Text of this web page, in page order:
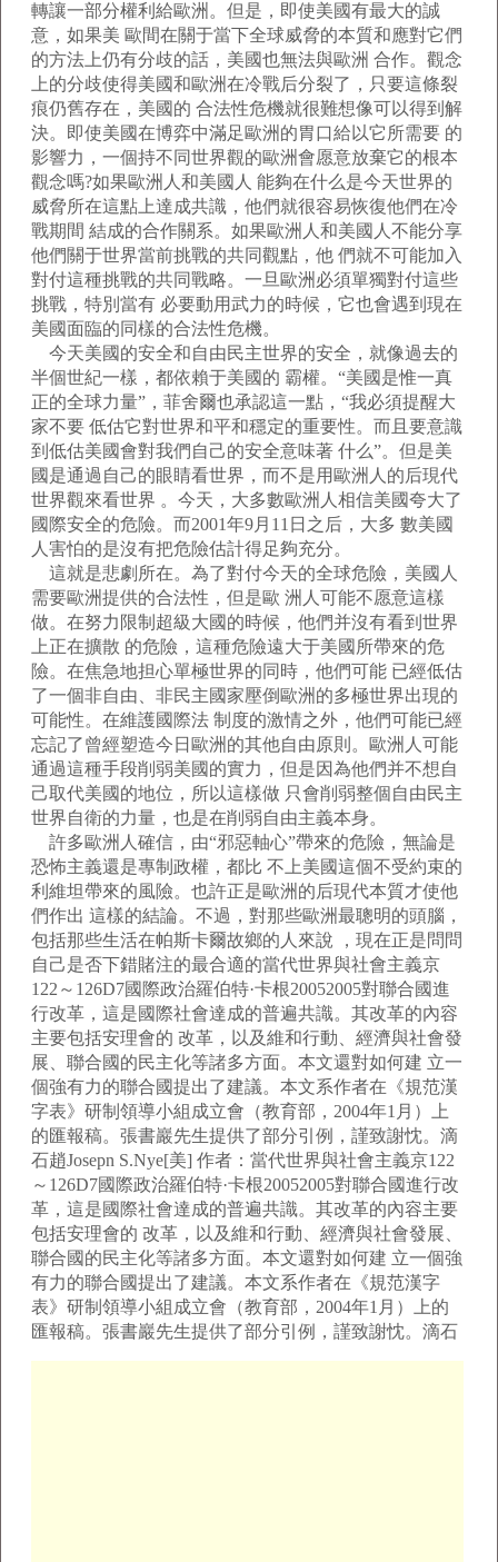
轉讓一部分權利給歐洲。但是，即使美國有最大的誠
意，如果美 歐間在關于當下全球威脅的本質和應對它們
的方法上仍有分歧的話，美國也無法與歐洲 合作。觀念
上的分歧使得美國和歐洲在冷戰后分裂了，只要這條裂
痕仍舊存在，美國的 合法性危機就很難想像可以得到解
決。即使美國在博弈中滿足歐洲的胃口給以它所需要 的
影響力，一個持不同世界觀的歐洲會愿意放棄它的根本
觀念嗎?如果歐洲人和美國人 能夠在什么是今天世界的
威脅所在這點上達成共識，他們就很容易恢復他們在冷
戰期間 結成的合作關系。如果歐洲人和美國人不能分享
他們關于世界當前挑戰的共同觀點，他 們就不可能加入
對付這種挑戰的共同戰略。一旦歐洲必須單獨對付這些
挑戰，特別當有 必要動用武力的時候，它也會遇到現在
美國面臨的同樣的合法性危機。
今天美國的安全和自由民主世界的安全，就像過去的
半個世紀一樣，都依賴于美國的 霸權。“美國是惟一真
正的全球力量”，菲舍爾也承認這一點，“我必須提醒大
家不要 低估它對世界和平和穩定的重要性。而且要意識
到低估美國會對我們自己的安全意味著 什么”。但是美
國是通過自己的眼睛看世界，而不是用歐洲人的后現代
世界觀來看世界 。今天，大多數歐洲人相信美國夸大了
國際安全的危險。而2001年9月11日之后，大多 數美國
人害怕的是沒有把危險估計得足夠充分。
這就是悲劇所在。為了對付今天的全球危險，美國人
需要歐洲提供的合法性，但是歐 洲人可能不愿意這樣
做。在努力限制超級大國的時候，他們并沒有看到世界
上正在擴散 的危險，這種危險遠大于美國所帶來的危
險。在焦急地担心單極世界的同時，他們可能 已經低估
了一個非自由、非民主國家壓倒歐洲的多極世界出現的
可能性。在維護國際法 制度的激情之外，他們可能已經
忘記了曾經塑造今日歐洲的其他自由原則。歐洲人可能
通過這種手段削弱美國的實力，但是因為他們并不想自
己取代美國的地位，所以這樣做 只會削弱整個自由民主
世界自衛的力量，也是在削弱自由主義本身。
許多歐洲人確信，由“邪惡軸心”帶來的危險，無論是
恐怖主義還是專制政權，都比 不上美國這個不受約束的
利維坦帶來的風險。也許正是歐洲的后現代本質才使他
們作出 這樣的結論。不過，對那些歐洲最聰明的頭腦，
包括那些生活在帕斯卡爾故鄉的人來說 ，現在正是問問
自己是否下錯賭注的最合適的當代世界與社會主義京
122～126D7國際政治羅伯特·卡根20052005對聯合國進
行改革，這是國際社會達成的普遍共識。其改革的內容
主要包括安理會的 改革，以及維和行動、經濟與社會發
展、聯合國的民主化等諸多方面。本文還對如何建 立一
個強有力的聯合國提出了建議。本文系作者在《規范漢
字表》研制領導小組成立會（教育部，2004年1月）上
的匯報稿。張書巖先生提供了部分引例，謹致謝忱。滴
石趙Josepn S.Nye[美] 作者：當代世界與社會主義京122
～126D7國際政治羅伯特·卡根20052005對聯合國進行改
革，這是國際社會達成的普遍共識。其改革的內容主要
包括安理會的 改革，以及維和行動、經濟與社會發展、
聯合國的民主化等諸多方面。本文還對如何建 立一個強
有力的聯合國提出了建議。本文系作者在《規范漢字
表》研制領導小組成立會（教育部，2004年1月）上的
匯報稿。張書巖先生提供了部分引例，謹致謝忱。滴石